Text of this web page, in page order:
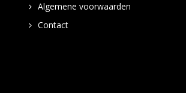
Algemene voorwaarden
Contact